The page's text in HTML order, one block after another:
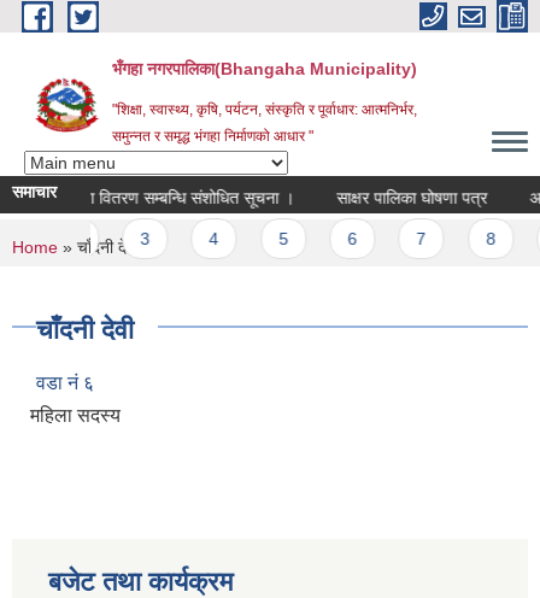
Skip to main content
भँगहा नगरपालिका(Bhangaha Municipality)
"शिक्षा, स्वास्थ्य, कृषि, पर्यटन, संस्कृति र पूर्वाधार: आत्मनिर्भर,
समुन्नत र समृद्ध भंगहा निर्माणको आधार "
समाचारसूरक्षा वितरण सम्बन्धि संशोधित सूचना । साक्षर पालिका घोषणा पत्र
3
You are here
Home » चाँदनी देवी
चाँदनी देवी
वडा नं ६
महिला सदस्य
बजेट तथा कार्यक्रम